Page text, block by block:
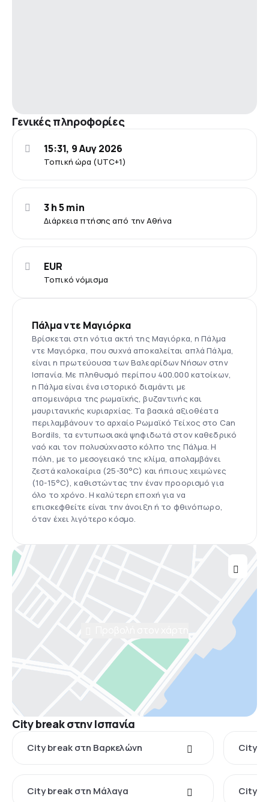
Γενικές πληροφορίες
Τοπική ώρα (UTC+1)
15:31, 9 Αυγ 2026
Διάρκεια πτήσης από την Αθήνα
3 h 5 min
Τοπικό νόμισμα
EUR
Πάλμα ντε Μαγιόρκα
Βρίσκεται στη νότια ακτή της Μαγιόρκα, η Πάλμα
ντε Μαγιόρκα, που συχνά αποκαλείται απλά Πάλμα,
είναι η πρωτεύουσα των Βαλεαρίδων Νήσων στην
Ισπανία. Με πληθυσμό περίπου 400.000 κατοίκων,
η Πάλμα είναι ένα ιστορικό διαμάντι με
απομεινάρια της ρωμαϊκής, βυζαντινής και
μαυριτανικής κυριαρχίας. Τα βασικά αξιοθέατα
περιλαμβάνουν το αρχαίο Ρωμαϊκό Τείχος στο Can
Bordils, τα εντυπωσιακά ψηφιδωτά στον καθεδρικό
ναό και τον πολυσύχναστο κόλπο της Πάλμα. Η
πόλη, με το μεσογειακό της κλίμα, απολαμβάνει
ζεστά καλοκαίρια (25-30°C) και ήπιους χειμώνες
(10-15°C), καθιστώντας την έναν προορισμό για
όλο το χρόνο. Η καλύτερη εποχή για να
επισκεφθείτε είναι την άνοιξη ή το φθινόπωρο,
όταν έχει λιγότερο κόσμο.
City break στην Ισπανία
City break στη Βαρκελώνη City
City break στη Μάλαγα City